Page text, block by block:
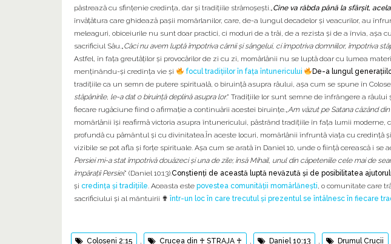
păstrează cu sfințenie credința, dar și tradițiile strămoșești.„ Cine va răbda până la sfârșit,
învățătura care ghidează pașii momârlanilor, care, de-a lungul decadelor și veacurilor, au
meleaguri, obiceiurile nu sunt doar practici, ci moduri de a trăi, de a rezista și de a învia, așa
sacrificiul Său.„ Căci nu avem luptă împotriva cărnii și sângelui, ci împotriva domniilor, împotriva
Astfel, în fața greutăților și provocărilor de zi cu zi, momărlănii nu se luptă doar cu lumea
menținându-și credința vie și
focul tradițiilor în fața întunericului De-a lungul
tradițiile ca un semn de putere spirituală, o biruință asupra răului, așa cum se spune în Coloseni
stăpânirile, le-a dat o biruință deplină asupra lor.” Tradițiile lor sunt semne de înfrângere a răului
fiecare rugăciune fiind o afirmație a continuării acestei biruințe.„ Am văzut pe Satana căzând
momârlănii își reafirmă victoria asupra întunericului, păstrând tradițiile în fața lumii moderne,
profundă cu pământul și cu divinitatea.În aceste locuri, momârlănii înfruntă viața cu credință
vizibile se pot afla și forțe spirituale. Așa cum se arată în Daniel 10, unde o ființă cerească i se
Persiei mi-a stat împotrivă douăzeci şi una de zile; însă Mihail, unul din căpeteniile cele mai de
împăraţii Persiei.” (Daniel 10:13).Conștienți de această luptă nevăzută și de posibilitatea
și credința și tradițiile . Aceasta este povestea comunității momârlănești , o comunitate care
sacrificiului și al mântuirii ✟ într-un loc în care trecutul și prezentul se întâlnesc în fiecare
Coloseni 2:15 Crucea din ♰ STRAJA ♰ Daniel 10:13 Drumul Crucii